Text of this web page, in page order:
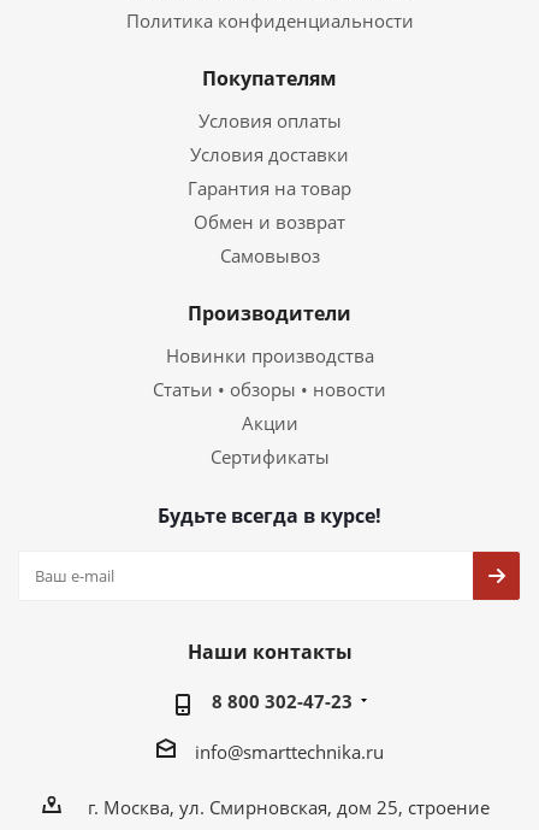
Политика конфиденциальности
Покупателям
Условия оплаты
Условия доставки
Гарантия на товар
Обмен и возврат
Самовывоз
Производители
Новинки производства
Статьи • обзоры • новости
Акции
Сертификаты
Будьте всегда в курсе!
Наши контакты
8 800 302-47-23
info@smarttechnika.ru
г. Москва, ул. Смирновская, дом 25, строение